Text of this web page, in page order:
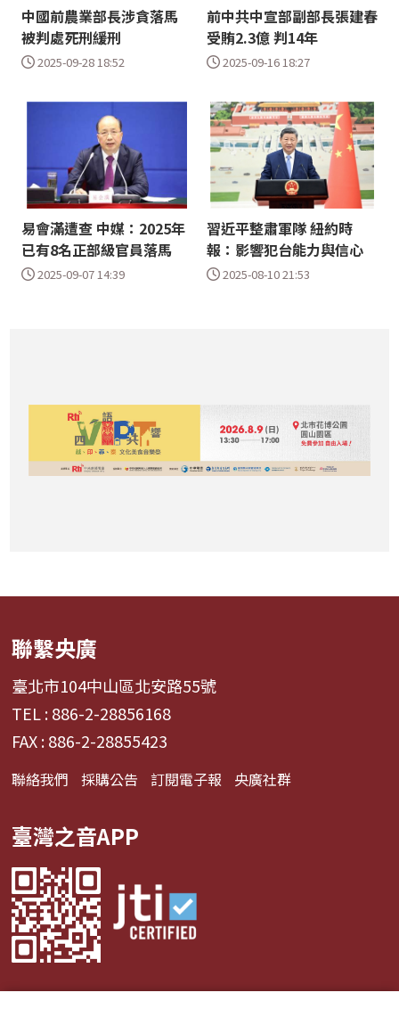
中國前農業部長涉貪落馬
被判處死刑緩刑
2025-09-28 18:52
前中共中宣部副部長張建春
受賄2.3億 判14年
2025-09-16 18:27
易會滿遭查 中媒：2025年
已有8名正部級官員落馬
2025-09-07 14:39
習近平整肅軍隊 紐約時
報：影響犯台能力與信心
2025-08-10 21:53
聯繫央廣
臺北市104中山區北安路55號
TEL : 886-2-28856168
FAX : 886-2-28855423
聯絡我們 採購公告 訂閱電子報 央廣社群
臺灣之音APP